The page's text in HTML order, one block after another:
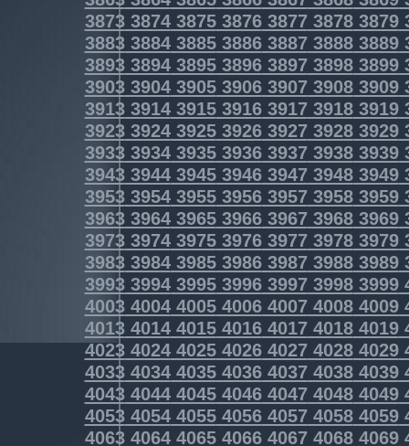
3873387438753876387738783879
3883388438853886388738883889
3893389438953896389738983899
3903390439053906390739083909
3913391439153916391739183919
3923392439253926392739283929
3933393439353936393739383939
3943394439453946394739483949
3953395439553956395739583959
3963396439653966396739683969
3973397439753976397739783979
3983398439853986398739883989
3993399439953996399739983999
4003400440054006400740084009
4013401440154016401740184019
4023402440254026402740284029
4033403440354036403740384039
4043404440454046404740484049
4053405440554056405740584059
4063406440654066406740684069